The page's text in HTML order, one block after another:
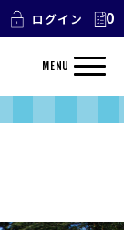
ログイン 0
MENU